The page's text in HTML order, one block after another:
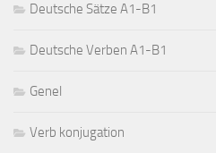
Deutsche Sätze A1-B1
Deutsche Verben A1-B1
Genel
Verb konjugation